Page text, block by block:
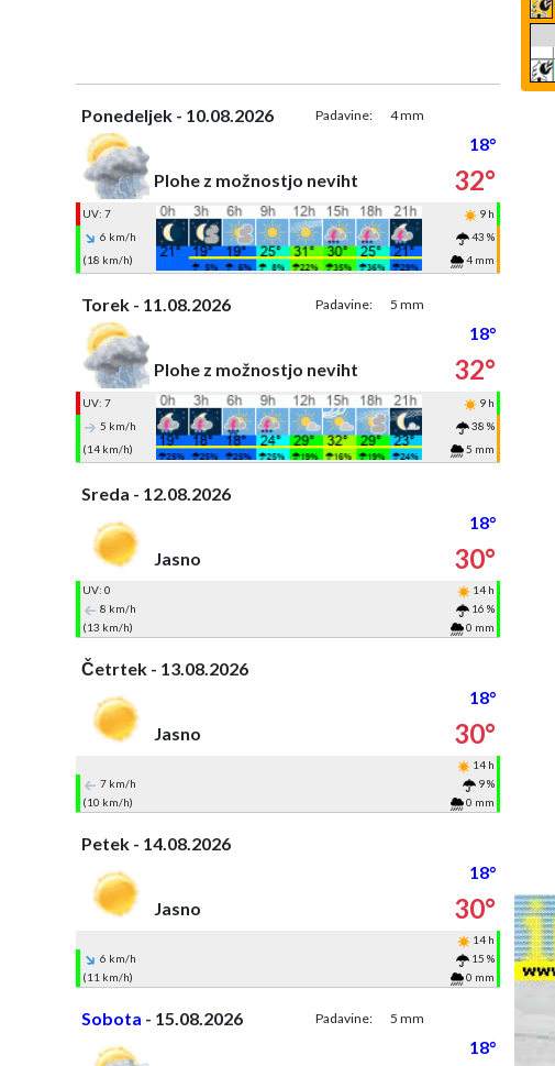
Ponedeljek - 10.08.2026 Padavine: 4 mm
18°
Plohe z možnostjo neviht
32°
UV: 7
9 h
6 km/h
43 %
(18 km/h)
4 mm
Torek - 11.08.2026 Padavine: 5 mm
18°
Plohe z možnostjo neviht
32°
UV: 7
9 h
5 km/h
38 %
(14 km/h)
5 mm
Sreda - 12.08.2026
18°
Jasno
30°
UV: 0
14 h
8 km/h
16 %
(13 km/h)
0 mm
Četrtek - 13.08.2026
18°
Jasno
30°
14 h
7 km/h
9 %
(10 km/h)
0 mm
Petek - 14.08.2026
18°
Jasno
30°
14 h
6 km/h
15 %
(11 km/h)
0 mm
Sobota - 15.08.2026 Padavine: 5 mm
18°